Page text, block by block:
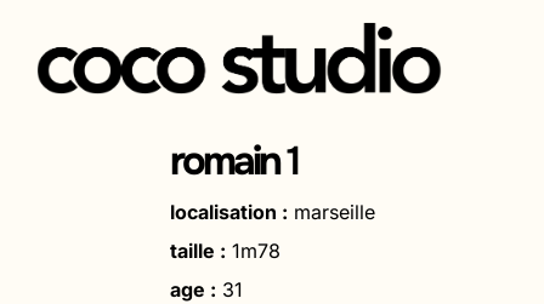
Aller
romain1
localisation : marseille
taille : 1m78
age : 31